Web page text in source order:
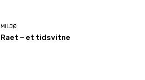
MILJØ
Raet – et tidsvitne